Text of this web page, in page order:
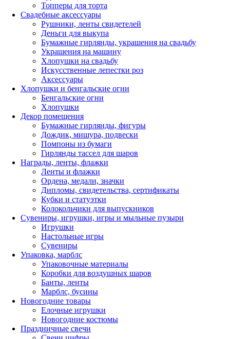
Топперы для торта
Свадебные аксессуары
Рушники, ленты свидетелей
Деньги для выкупа
Бумажные гирлянды, украшения на свадьбу
Украшения на машину
Хлопушки на свадьбу
Искусственные лепестки роз
Аксессуары
Хлопушки и бенгальские огни
Бенгальские огни
Хлопушки
Декор помещения
Бумажные гирлянды, фигуры
Дождик, мишура, подвески
Помпоны из бумаги
Гирлянды тассел для шаров
Награды, ленты, флажки
Ленты и флажки
Ордена, медали, значки
Дипломы, свидетельства, сертификаты
Кубки и статуэтки
Колокольчики для выпускников
Сувениры, игрушки, игры и мыльные пузыри
Игрушки
Настольные игры
Сувениры
Упаковка, марблс
Упаковочные материалы
Коробки для воздушных шаров
Банты, ленты
Марблс, бусины
Новогодние товары
Елочные игрушки
Новогодние костюмы
Праздничные свечи